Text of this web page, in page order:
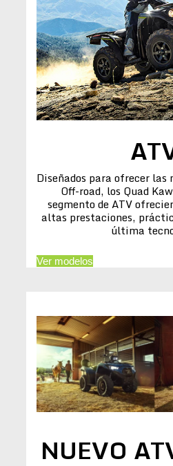
Diseñados para ofrecer las
Off-road, los Quad
segmento de ATV
altas prestaciones,
última
Ver modelos
NUEVO